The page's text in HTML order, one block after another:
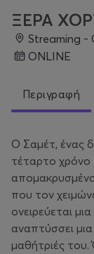
ΞΕΡΑ
Streaming -
ONLINE
Περιγραφή
Ο Σαμέτ, ένας
τέταρτο χρόνο
που τον
ονειρεύεται
αναπτύσσει
μαθήτριές